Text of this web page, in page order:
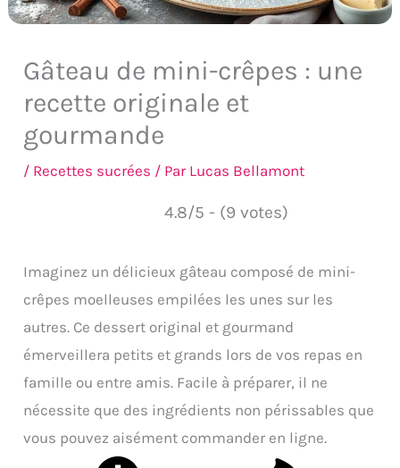
Gâteau de mini-crêpes : une
recette originale et
gourmande
/ Recettes sucrées / Par Lucas Bellamont
4.8/5 - (9 votes)
Imaginez un délicieux gâteau composé de mini-
crêpes moelleuses empilées les unes sur les
autres. Ce dessert original et gourmand
émerveillera petits et grands lors de vos repas en
famille ou entre amis. Facile à préparer, il ne
nécessite que des ingrédients non périssables que
vous pouvez aisément commander en ligne.